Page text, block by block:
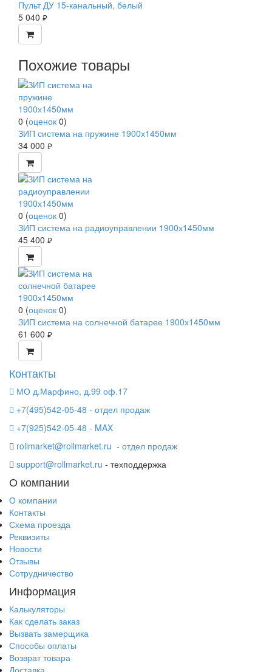
Пульт ДУ 15-канальный, белый
5 040 руб.
Похожие товары
0 (оценок 0)
ЗИП система на пружине 1900х1450мм
34 000 руб.
0 (оценок 0)
ЗИП система на радиоуправлении 1900х1450мм
45 400 руб.
0 (оценок 0)
ЗИП система на солнечной батарее 1900х1450мм
61 600 руб.
Контакты
МО д.Марфино, д.99 оф.17
+7(495)542-05-48 - отдел продаж
+7(925)542-05-48 - MAX
rollmarket@rollmarket.ru - отдел продаж
support@rollmarket.ru - техподдержка
О компании
О компании
Контакты
Схема проезда
Реквизиты
Новости
Отзывы
Сотрудничество
Информация
Калькуляторы
Как сделать заказ
Вызвать замерщика
Способы оплаты
Возврат товара